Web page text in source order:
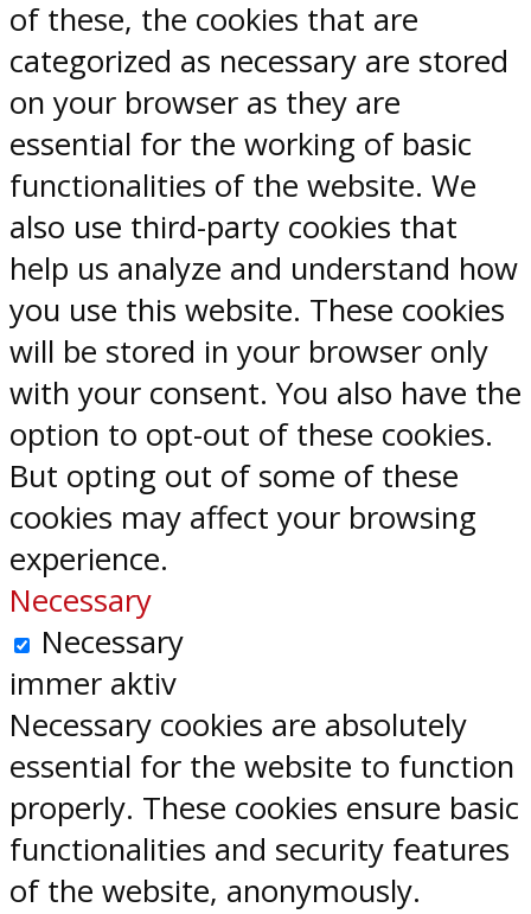
of these, the cookies that are
categorized as necessary are stored
on your browser as they are
essential for the working of basic
functionalities of the website. We
also use third-party cookies that
help us analyze and understand how
you use this website. These cookies
will be stored in your browser only
with your consent. You also have the
option to opt-out of these cookies.
But opting out of some of these
cookies may affect your browsing
experience.
Necessary
Necessary
immer aktiv
Necessary cookies are absolutely
essential for the website to function
properly. These cookies ensure basic
functionalities and security features
of the website, anonymously.